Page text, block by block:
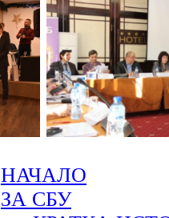
НАЧАЛО
ЗА СБУ